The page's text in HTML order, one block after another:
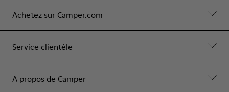
Achetez sur Camper.com
Service clientèle
A propos de Camper